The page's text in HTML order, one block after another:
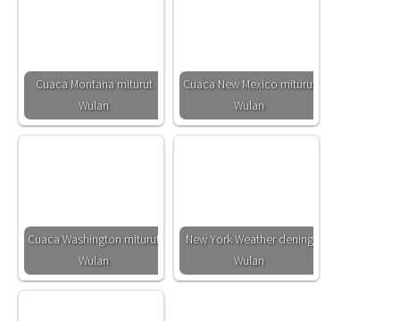
Cuaca Montana miturut
Wulan
Cuaca New Mexico miturut
Wulan
Cuaca Washington miturut
Wulan
New York Weather dening
Wulan